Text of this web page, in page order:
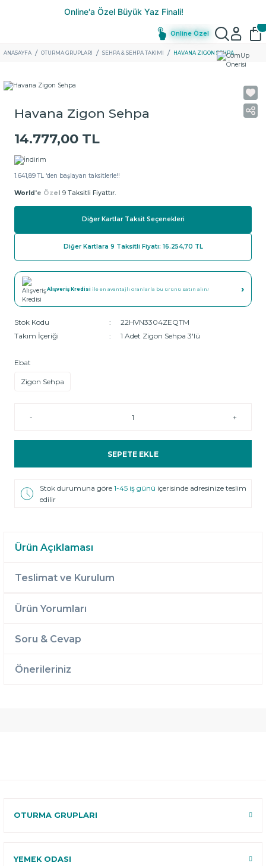
Online Özel
ANASAYFA OTURMA GRUPLARI SEHPA & SEHPA TAKIMI HAVANA ZIGON SEHPA
Havana Zigon Sehpa
14.777,00 TL
1.641,89 TL ‘den başlayan taksitlerle!!
World'e Özel 9 Taksitli Fiyattır.
Diğer Kartlar Taksit Seçenekleri
Diğer Kartlara 9 Taksitli Fiyatı: 16.254,70 TL
Alışveriş Kredisi ile en avantajlı oranlarla bu ürünü satın alın! ›
Stok Kodu
22HVN3304ZEQTM
Takım İçeriği
1 Adet Zigon Sehpa 3'lü
Ebat
Zigon Sehpa
- +
SEPETE EKLE
Stok durumuna göre1-45 iş günü içerisinde adresinize teslim
edilir
Ürün Açıklaması
Teslimat ve Kurulum
Ürün Yorumları
Soru & Cevap
Önerileriniz
OTURMA GRUPLARI
YEMEK ODASI